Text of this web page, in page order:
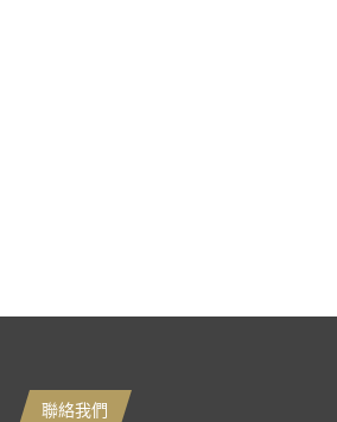
聯絡我們